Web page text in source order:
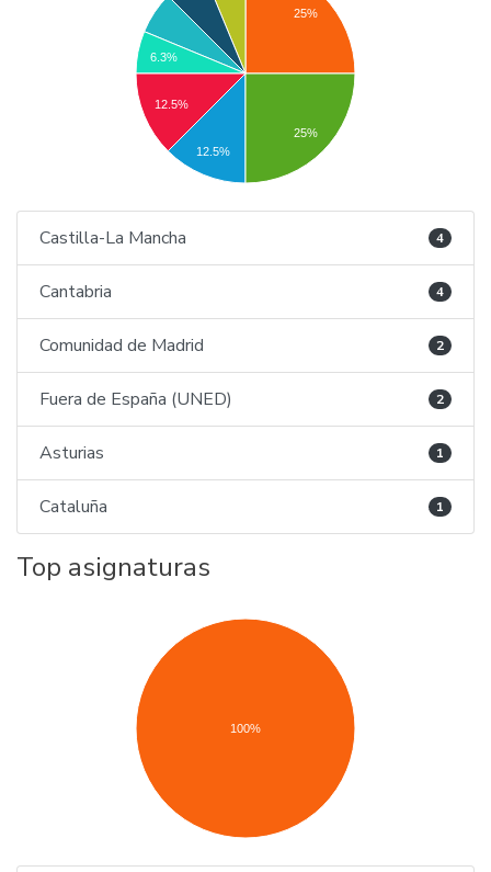
25%
6.3%
12.5%
12.5%
25%
Castilla-La Mancha 4
Cantabria 4
Comunidad de Madrid 2
Fuera de España (UNED) 2
Asturias 1
Cataluña 1
Top asignaturas
100%